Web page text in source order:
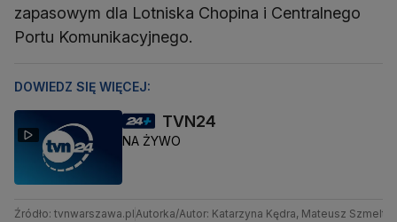
zapasowym dla Lotniska Chopina i Centralnego
Portu Komunikacyjnego.
DOWIEDZ SIĘ WIĘCEJ:
TVN24
NA ŻYWO
Źródło: tvnwarszawa.plAutorka/Autor: Katarzyna Kędra, Mateusz Szmelter